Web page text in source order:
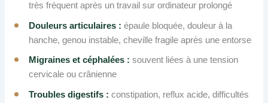
très fréquent après un travail sur ordinateur prolongé
Douleurs articulaires : épaule bloquée, douleur à la
hanche, genou instable, cheville fragile après une entorse
Migraines et céphalées : souvent liées à une tension
cervicale ou crânienne
Troubles digestifs : constipation, reflux acide, difficultés